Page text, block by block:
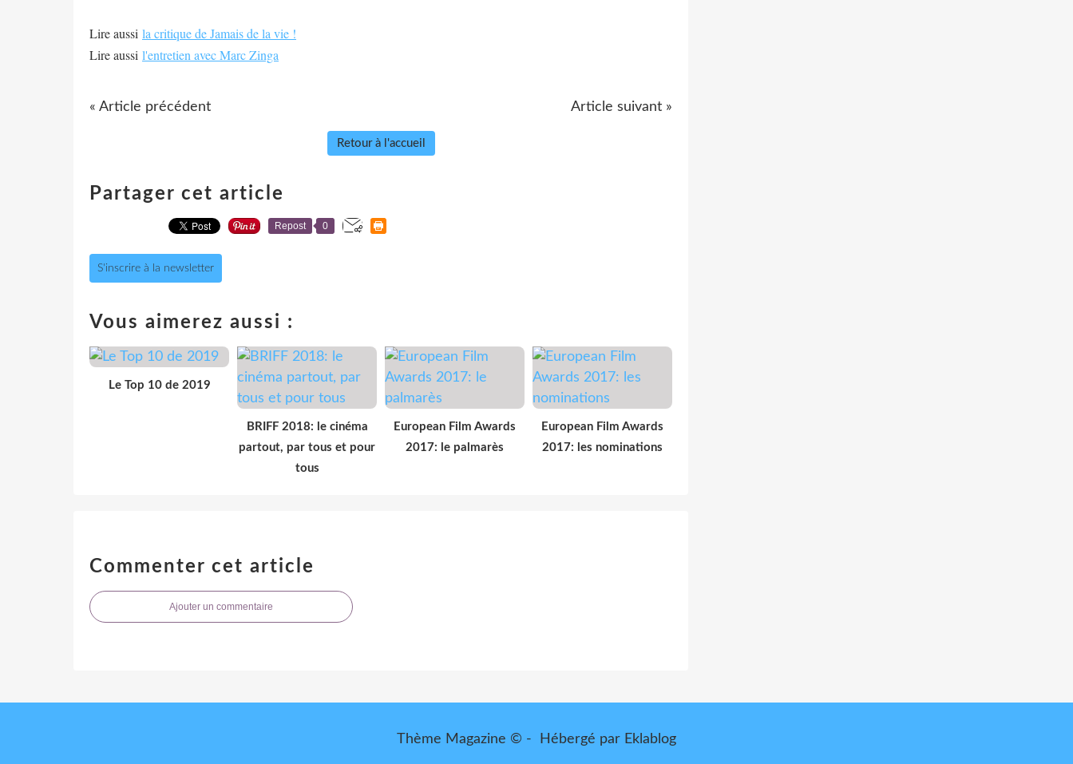
Lire aussi la critique de Jamais de la vie !
Lire aussi l'entretien avec Marc Zinga
« Article précédent Article suivant »
Retour à l'accueil
Partager cet article
Repost 0
S'inscrire à la newsletter
Vous aimerez aussi :
Le Top 10 de 2019
BRIFF 2018: le cinéma
partout, par tous et pour
tous
European Film Awards
2017: le palmarès
European Film Awards
2017: les nominations
Commenter cet article
Ajouter un commentaire
Thème Magazine © - Hébergé par Eklablog